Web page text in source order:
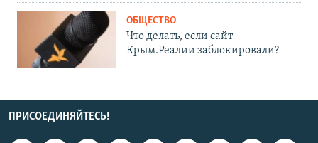
ОБЩЕСТВО
Что делать, если сайт
Крым.Реалии заблокировали?
ПРИСОЕДИНЯЙТЕСЬ!